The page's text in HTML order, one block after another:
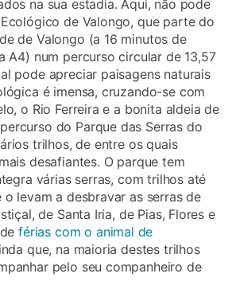
na sua estadia. Aqui, não pode
de Valongo, que parte do
de Valongo (a 16 minutos de
A4) num percurso circular de 13,57
pode apreciar paisagens naturais
é imensa, cruzando-se com
o Rio Ferreira e a bonita aldeia de
do Parque das Serras do
trilhos, de entre os quais
desafiantes. O parque tem
várias serras, com trilhos até
o levam a desbravar as serras de
de Santa Iria, de Pias, Flores e
deférias com o animal de
que, na maioria destes trilhos
pelo seu companheiro de